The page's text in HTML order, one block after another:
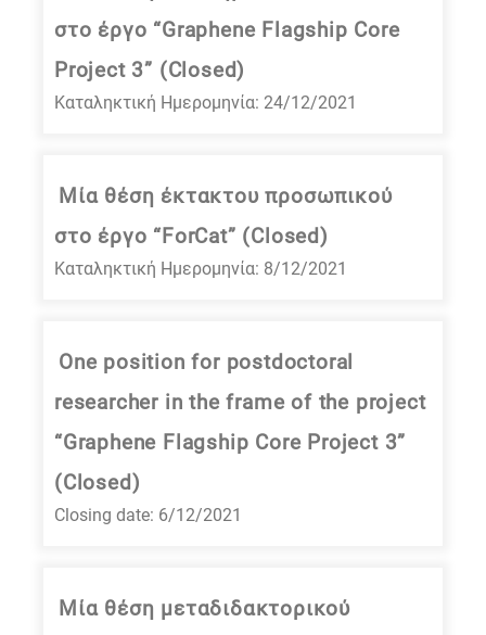
στο έργο “Graphene Flagship Core
Project 3” (Closed)
Καταληκτική Ημερομηνία: 24/12/2021
Μία θέση έκτακτου προσωπικού
στο έργο “ForCat” (Closed)
Καταληκτική Ημερομηνία: 8/12/2021
One position for postdoctoral
researcher in the frame of the project
“Graphene Flagship Core Project 3”
(Closed)
Closing date: 6/12/2021
Μία θέση μεταδιδακτορικού